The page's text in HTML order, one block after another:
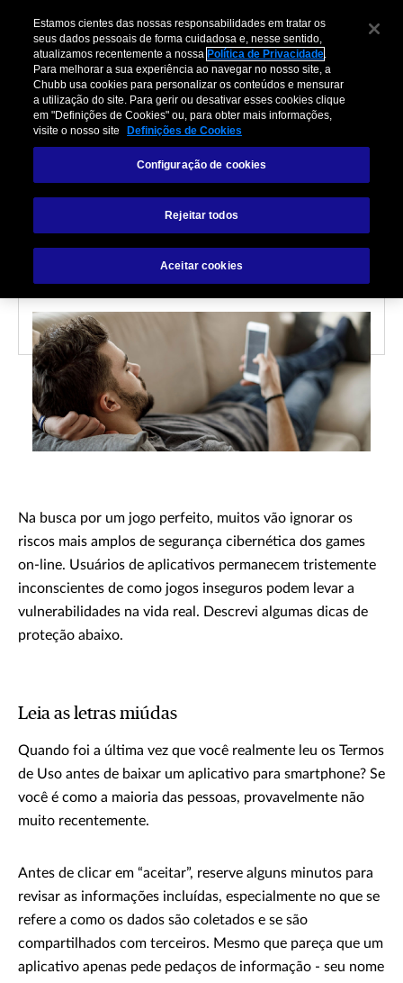
RISCOS CIBERNÉTICOS
3 Dicas para Se Proteger
Enquanto Joga
Na busca por um jogo perfeito, muitos vão ignorar os
riscos mais amplos de segurança cibernética dos games
on-line. Usuários de aplicativos permanecem tristemente
inconscientes de como jogos inseguros podem levar a
vulnerabilidades na vida real. Descrevi algumas dicas de
proteção abaixo.
Leia as letras miúdas
Quando foi a última vez que você realmente leu os Termos
de Uso antes de baixar um aplicativo para smartphone? Se
você é como a maioria das pessoas, provavelmente não
muito recentemente.
Antes de clicar em “aceitar”, reserve alguns minutos para
revisar as informações incluídas, especialmente no que se
refere a como os dados são coletados e se são
compartilhados com terceiros. Mesmo que pareça que um
aplicativo apenas pede pedaços de informação - seu nome
Estamos cientes das nossas responsabilidades em tratar os
seus dados pessoais de forma cuidadosa e, nesse sentido,
atualizamos recentemente a nossa Política de Privacidade.
Para melhorar a sua experiência ao navegar no nosso site, a
Chubb usa cookies para personalizar os conteúdos e mensurar
a utilização do site. Para gerir ou desativar esses cookies clique
em "Definições de Cookies" ou, para obter mais informações,
visite o nosso site
Definições de Cookies
Configuração de cookies
Rejeitar todos
Aceitar cookies